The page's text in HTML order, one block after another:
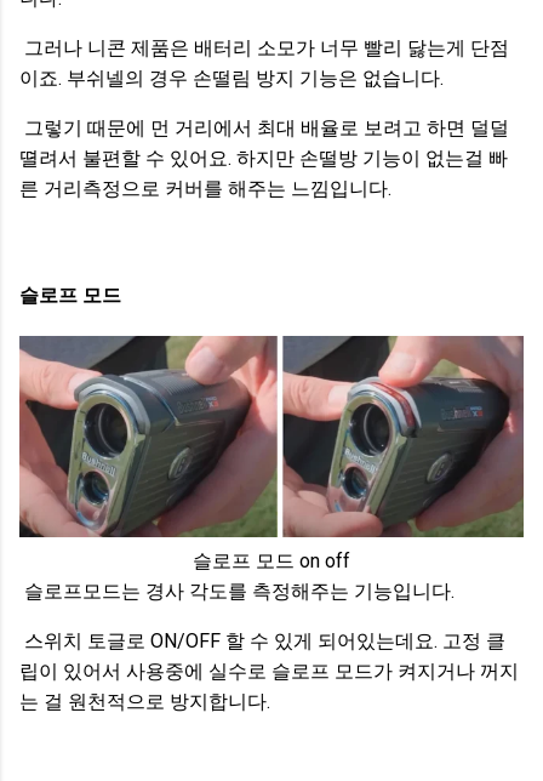
그러나 니콘 제품은 배터리 소모가 너무 빨리 닳는게 단점
이죠. 부쉬넬의 경우 손떨림 방지 기능은 없습니다.
그렇기 때문에 먼 거리에서 최대 배율로 보려고 하면 덜덜
뗠려서 불편할 수 있어요. 하지만 손떨방 기능이 없는걸 빠
른 거리측정으로 커버를 해주는 느낌입니다.
슬로프 모드
슬로프 모드 on off
슬로프모드는 경사 각도를 측정해주는 기능입니다.
스위치 토글로 ON/OFF 할 수 있게 되어있는데요. 고정 클
립이 있어서 사용중에 실수로 슬로프 모드가 켜지거나 꺼지
는 걸 원천적으로 방지합니다.